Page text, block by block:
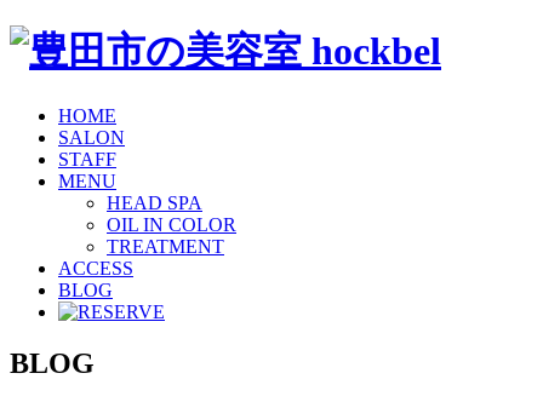
HOME
SALON
STAFF
MENU
HEAD SPA
OIL IN COLOR
TREATMENT
ACCESS
BLOG
BLOG